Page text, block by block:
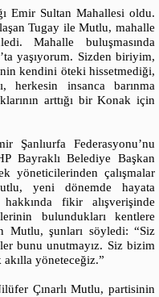
Emir Sultan Mahallesi oldu.
Tugay ile Mutlu, mahalle
Mahalle buluşmasında
yaşıyorum. Sizden biriyim,
kendini öteki hissetmediği,
herkesin insanca barınma
arttığı bir Konak için
Şanlıurfa Federasyonu’nu
Bayraklı Belediye Başkan
yöneticilerinden çalışmalar
yeni dönemde hayata
fikir alışverişinde
bulundukları kentlere
Mutlu, şunları söyledi: “Siz
bunu unutmayız. Siz bizim
yöneteceğiz.”
Çınarlı Mutlu, partisinin